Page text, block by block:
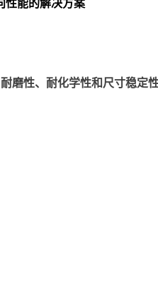
性能的解决方案
性、耐化学性和尺寸稳定